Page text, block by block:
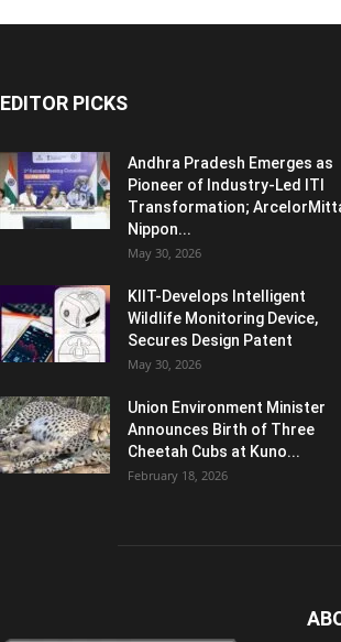
EDITOR PICKS
Andhra Pradesh Emerges as
Pioneer of Industry-Led ITI
Transformation;
Nippon...
May 30, 2026
KIIT-Develops Intelligent
Wildlife Monitoring Device,
Secures Design Patent
May 30, 2026
Union Environment Minister
Announces Birth of Three
Cheetah Cubs at Kuno...
February 18, 2026